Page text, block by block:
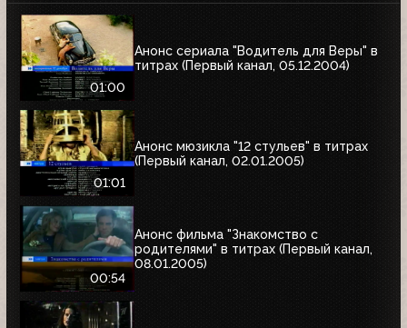
01:00
Анонс сериала "Водитель для Веры" в
титрах (Первый канал, 05.12.2004)
01:01
Анонс мюзикла "12 стульев" в титрах
(Первый канал, 02.01.2005)
00:54
Анонс фильма "Знакомство с
родителями" в титрах (Первый канал,
08.01.2005)